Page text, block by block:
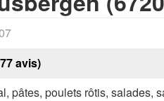
avis)
pâtes, poulets rôtis, salades,